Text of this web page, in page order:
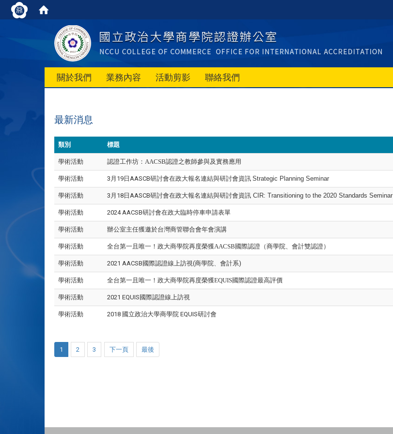
關於我們 業務內容 活動剪影 聯絡我們
最新消息
類別 標題
學術活動 認證工作坊：AACSB認證之教師參與及實務應用
學術活動 3月19日AASCB研討會在政大報名連結與研討會資訊 Strategic Planning Seminar
學術活動 3月18日AASCB研討會在政大報名連結與研討會資訊 CIR: Transitioning to the 2020 Standards Seminar
學術活動 2024 AACSB研討會在政大臨時停車申請表單
學術活動 辦公室主任獲邀於台灣商管聯合會年會演講
學術活動 全台第一且唯一！政大商學院再度榮獲AACSB國際認證（商學院、會計雙認證）
學術活動 2021 AACSB國際認證線上訪視(商學院、 會計系)
學術活動 全台第一且唯一！政大商學院再度榮獲EQUIS國際認證最高評價
學術活動 2021 EQUIS國際認證線上訪視
學術活動 2018 國立政治大學商學院 EQUIS研討會
1 2 3 下一頁 最後